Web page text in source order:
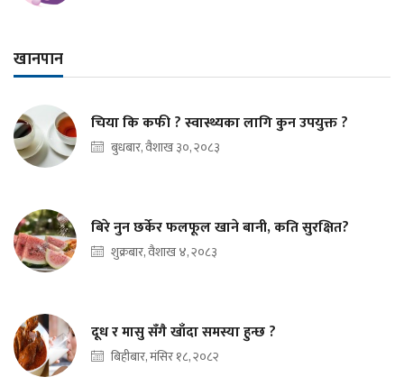
खानपान
चिया कि कफी ? स्वास्थ्यका लागि कुन उपयुक्त ?
बुधबार, वैशाख ३०, २०८३
बिरे नुन छर्केर फलफूल खाने बानी, कति सुरक्षित?
शुक्रबार, वैशाख ४, २०८३
दूध र मासु सँगै खाँदा समस्या हुन्छ ?
बिहीबार, मंसिर १८, २०८२